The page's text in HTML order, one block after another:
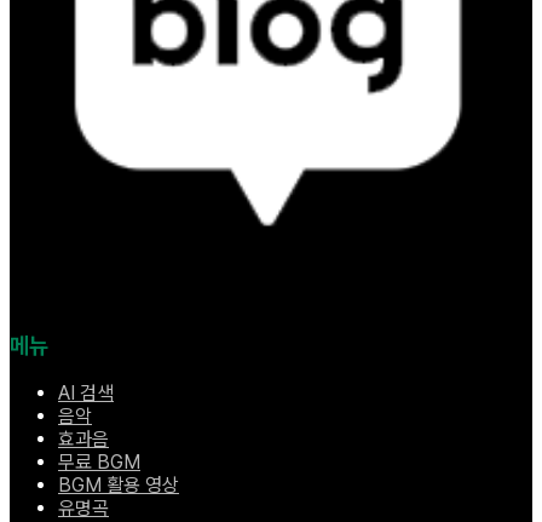
메뉴
AI 검색
음악
효과음
무료 BGM
BGM 활용 영상
유명곡